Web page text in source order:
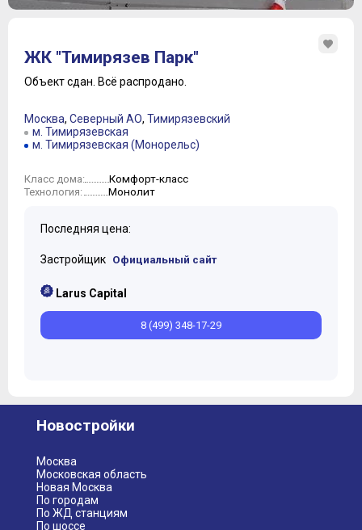
3
4
6
7
8
ЖК "Тимирязев Парк"
Объект сдан. Всё распродано.
Москва, Северный АО, Тимирязевский
м. Тимирязевская
м. Тимирязевская (Монорельс)
Класс дома: Комфорт-класс
Технология: Монолит
Последняя цена:
Застройщик Официальный сайт
Larus Capital
8 (499) 348-17-29
Новостройки
Москва
Московская область
Новая Москва
По городам
По ЖД станциям
По шоссе